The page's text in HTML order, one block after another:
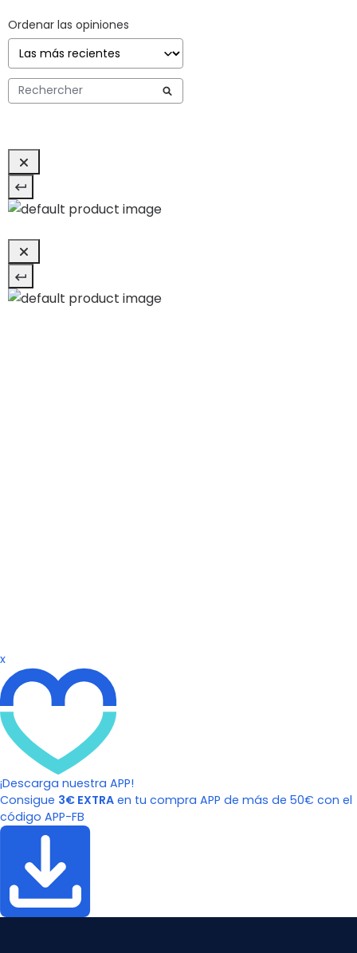
Ordenar las opiniones
x
¡Descarga nuestra APP!
Consigue 3€ EXTRA en tu compra APP de más de 50€ con el
código APP-FB